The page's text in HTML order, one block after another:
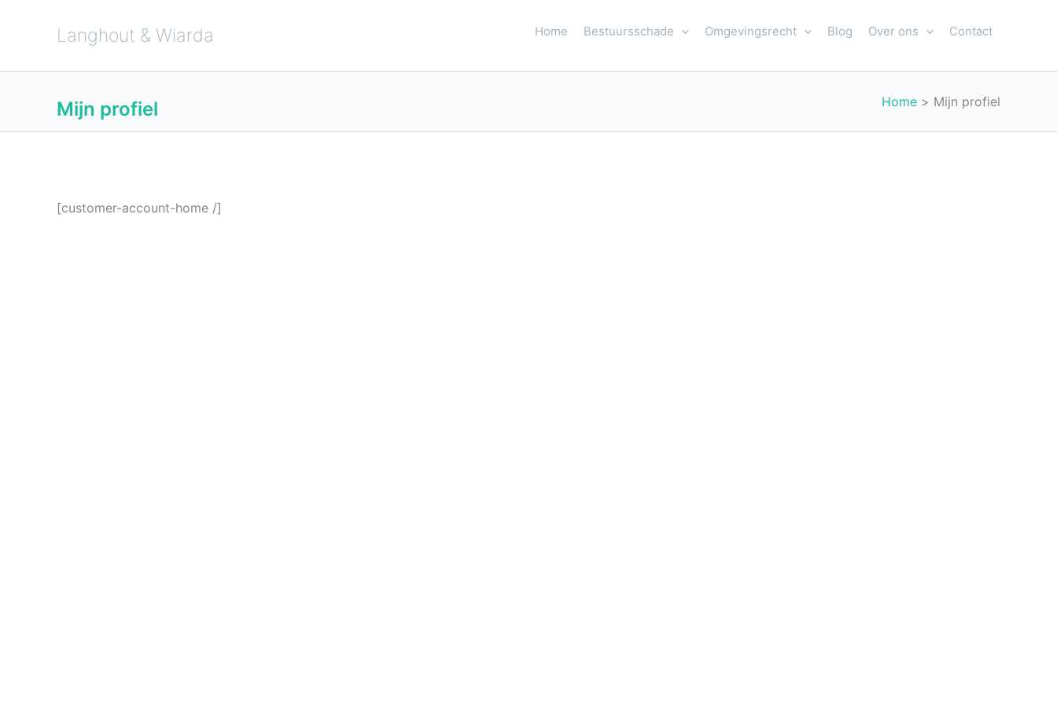
Langhout & Wiarda Home Bestuursschade Omgevingsrecht Blog Over ons Contact
Home Mijn profiel
Mijn profiel
[customer-account-home /]